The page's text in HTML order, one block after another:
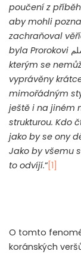
poučení z
aby mohli
zachraňoval
byla Prorokovi
kterým se
vyprávěny
mimořádným
ještě i na jiném
strukturou. Kdo
jako by se ony
Jako by všemu
to odvíjí.“ [1]
O tomto
koránských